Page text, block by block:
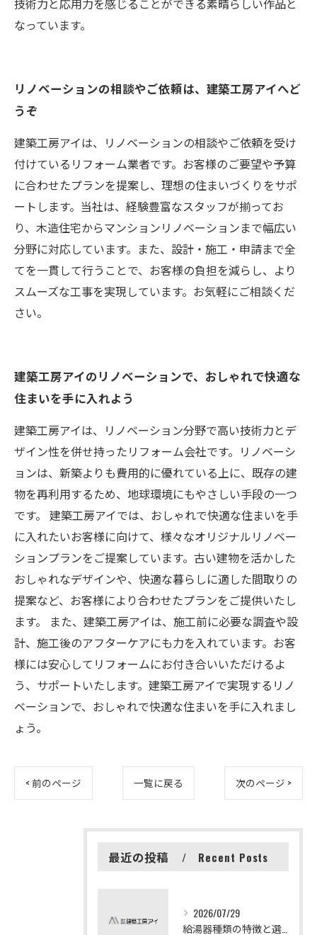
技術力と応用力を感じることができる素晴らしい作品と
なっています。
リノベーションの相談やご依頼は、建築工房アイへど
うぞ
建築工房アイは、リノベーションの相談やご依頼を受け
付けているリフォーム業者です。お客様のご要望や予算
に合わせたプランを提案し、理想の住まいづくりをサポ
ートします。当社は、経験豊富なスタッフが揃ってお
り、木造住宅からマンションリノベーションまで幅広い
分野に対応しています。また、設計・施工・申請まで全
てを一貫して行うことで、お客様の負担を減らし、より
スムーズな工事を実現しています。お気軽にご相談くだ
さい。
建築工房アイのリノベーションで、おしゃれで快適な
住まいを手に入れよう
建築工房アイは、リノベーション分野で高い技術力とデ
ザイン性を併せ持ったリフォーム会社です。リノベーシ
ョンは、新築よりも費用的に優れている上に、既存の建
物を再利用するため、地球環境にもやさしい手段の一つ
です。 建築工房アイでは、おしゃれで快適な住まいを手
に入れたいお客様に向けて、様々なオリジナルリノベー
ションプランをご提案しています。古い建物を活かした
おしゃれなデザインや、快適な暮らしに適した間取りの
提案など、お客様により合わせたプランをご提供いたし
ます。 また、建築工房アイは、施工前に必要な調査や設
計、施工後のアフターケアにも力を入れています。お客
様には安心してリフォームにお付き合いいただけるよ
う、サポートいたします。建築工房アイで実現するリノ
ベーションで、おしゃれで快適な住まいを手に入れまし
ょう。
< 前のページ 一覧に戻る 次のページ >
最近の投稿 Recent Posts
2026/07/29